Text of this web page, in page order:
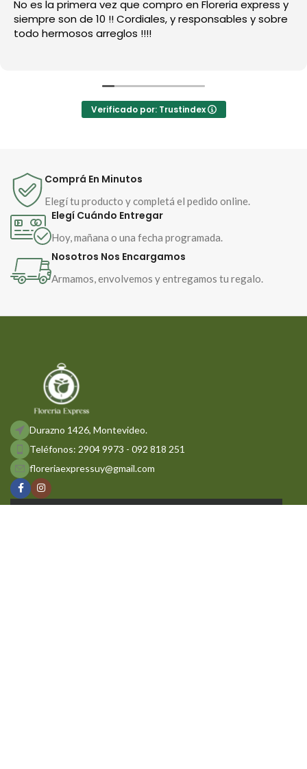
No es la primera vez que compro en Floreria express y
siempre son de 10 !! Cordiales, y responsables y sobre
todo hermosos arreglos !!!!
Verificado por: Trustindex
Comprá En Minutos
Elegí tu producto y completá el pedido online.
Elegí Cuándo Entregar
Hoy, mañana o una fecha programada.
Nosotros Nos Encargamos
Armamos, envolvemos y entregamos tu regalo.
Durazno 1426, Montevideo.
Teléfonos: 2904 9973 - 092 818 251
floreriaexpressuy@gmail.com